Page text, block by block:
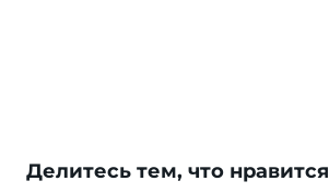
Делитесь тем, что нравится